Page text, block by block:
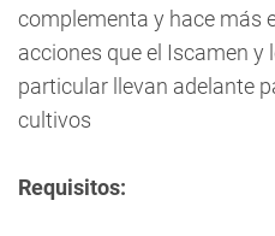
complementa y hace más
acciones que el Iscamen
particular llevan adelante
cultivos
Requisitos: